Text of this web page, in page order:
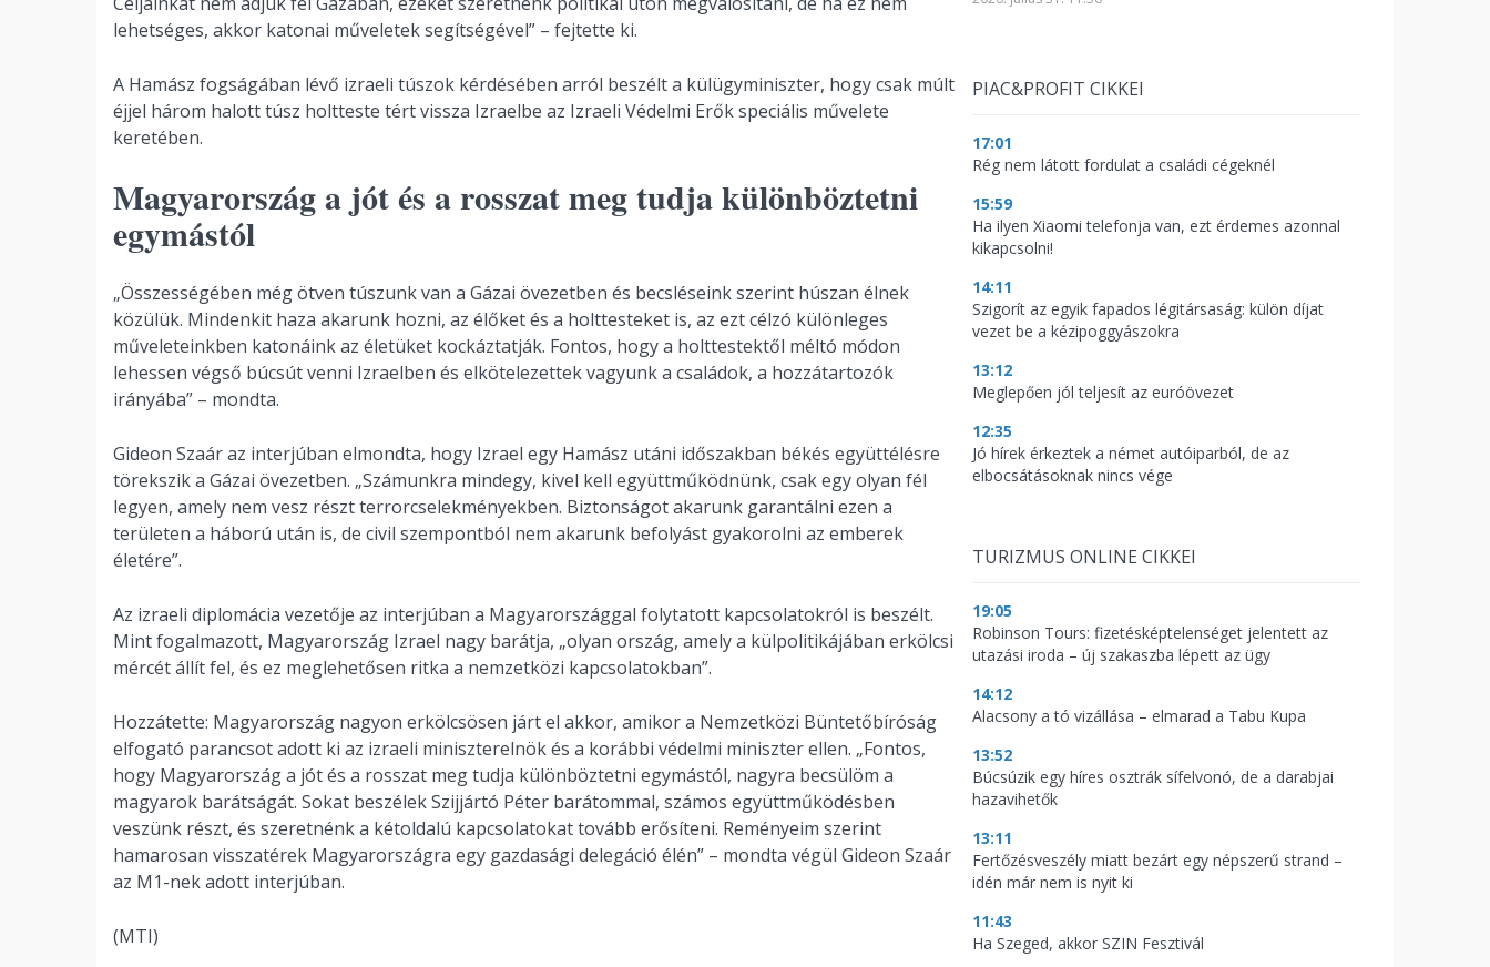
lehetséges, akkor katonai műveletek segítségével” – fejtette ki.
A Hamász fogságában lévő izraeli túszok kérdésében arról beszélt a külügyminiszter, hogy csak múlt
éjjel három halott túsz holtteste tért vissza Izraelbe az Izraeli Védelmi Erők speciális művelete
keretében.
Magyarország a jót és a rosszat meg tudja különböztetni
egymástól
„Összességében még ötven túszunk van a Gázai övezetben és becsléseink szerint húszan élnek
közülük. Mindenkit haza akarunk hozni, az élőket és a holttesteket is, az ezt célzó különleges
műveleteinkben katonáink az életüket kockáztatják. Fontos, hogy a holttestektől méltó módon
lehessen végső búcsút venni Izraelben és elkötelezettek vagyunk a családok, a hozzátartozók
irányába” – mondta.
Gideon Szaár az interjúban elmondta, hogy Izrael egy Hamász utáni időszakban békés együttélésre
törekszik a Gázai övezetben. „Számunkra mindegy, kivel kell együttműködnünk, csak egy olyan fél
legyen, amely nem vesz részt terrorcselekményekben. Biztonságot akarunk garantálni ezen a
területen a háború után is, de civil szempontból nem akarunk befolyást gyakorolni az emberek
életére”.
Az izraeli diplomácia vezetője az interjúban a Magyarországgal folytatott kapcsolatokról is beszélt.
Mint fogalmazott, Magyarország Izrael nagy barátja, „olyan ország, amely a külpolitikájában erkölcsi
mércét állít fel, és ez meglehetősen ritka a nemzetközi kapcsolatokban”.
Hozzátette: Magyarország nagyon erkölcsösen járt el akkor, amikor a Nemzetközi Büntetőbíróság
elfogató parancsot adott ki az izraeli miniszterelnök és a korábbi védelmi miniszter ellen. „Fontos,
hogy Magyarország a jót és a rosszat meg tudja különböztetni egymástól, nagyra becsülöm a
magyarok barátságát. Sokat beszélek Szijjártó Péter barátommal, számos együttműködésben
veszünk részt, és szeretnénk a kétoldalú kapcsolatokat tovább erősíteni. Reményeim szerint
hamarosan visszatérek Magyarországra egy gazdasági delegáció élén” – mondta végül Gideon Szaár
az M1-nek adott interjúban.
(MTI)
PIAC&PROFIT CIKKEI
17:01
Rég nem látott fordulat a családi cégeknél
15:59
Ha ilyen Xiaomi telefonja van, ezt érdemes azonnal
kikapcsolni!
14:11
Szigorít az egyik fapados légitársaság: külön díjat
vezet be a kézipoggyászokra
13:12
Meglepően jól teljesít az euróövezet
12:35
Jó hírek érkeztek a német autóiparból, de az
elbocsátásoknak nincs vége
TURIZMUS ONLINE CIKKEI
19:05
Robinson Tours: fizetésképtelenséget jelentett az
utazási iroda – új szakaszba lépett az ügy
14:12
Alacsony a tó vizállása – elmarad a Tabu Kupa
13:52
Búcsúzik egy híres osztrák sífelvonó, de a darabjai
hazavihetők
13:11
Fertőzésveszély miatt bezárt egy népszerű strand –
idén már nem is nyit ki
11:43
Ha Szeged, akkor SZIN Fesztivál